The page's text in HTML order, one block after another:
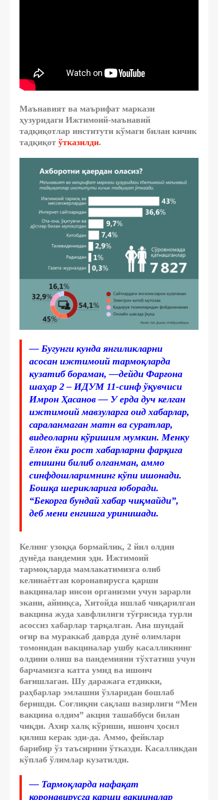
Маънавият ва маърифат маркази
ҳузуридаги Ижтимоий-маънавий
тадқиқотлар институти кўмаги билан кичик
тадқиқот ўтказилди.
— Бугунги кунда янгиликларни
асосан ижтимоий тармоқларда
кузатиб бораман, —дейди Фарғона
шаҳар 2 – ИДУМ 11-синф ўқувчиси
Имрон Ҳасанов — У ерда дуч келган
ижтимоий мавзуларга оид хабарлар,
сараланмаган матн ва суратлар,
видеоларни кўришим мумкин. Менку
ёлғон ёки рост хабарларни фарқига
етишни билиб олганман, аммо
синфдошларимнинг кўпи ишонади.
Бошқа шерикларига юборади.
“Бекорга бундай хабар чиқмайди”,
деб мени енгишга уринишади.
Келинг узоққа бормайлик, 2 йил олдин
дунёда пандемия эди. Ижтимоий
тармоқларда мамлакатимизга олиб
келинаётган коронавирусга қарши
вакциналар инсон организми учун зарарли
экани, айниқса, Хитойда ишлаб чиқарилган
вакцина жуда хавфлилиги тўғрисида турли
асоссиз хабарлар тарқалган. Ана шундай
оғир ва мураккаб даврда дунё олимлари
томонидан вакциналар ушбу касалликнинг
олдини олиш ва пандемияни тўхтатиш учун
барчамизга катта умид ва ишонч
бағишлаган. Шу даражага етдикки,
раҳбарлар эмлашни ўзларидан бошлаб
беришди. Cоғлиқни сақлаш вазирлиги “Мен
вакцина олдим” акция ташаббуси билан
чиқди. Ахир халқ кўриши, ишонч ҳосил
қилиш керак эди-да. Аммо, фейклар
барибир ўз таъсирини ўтказди. Касалликдан
кўплаб ўлимлар кузатилди.
— Тармоқларда нафақат
коронавирусга қарши вакциналар